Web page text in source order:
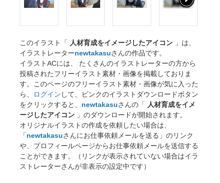
このイラスト「 人材育成をイメージしたアイコン 」は、
イラストレーターnewtakasuさんの作品です。
イラストACには、 たくさんのイラストレーターの方から
投稿されたフリーイラスト素材・画像を掲載しておりま
す。このページのフリーイラスト素材・画像が気に入った
ら、
ログイン して、ピンクのイラストダウンロードボタン
をクリックすると、 newtakasuさんの「 人材育成をイメ
ージしたアイコン 」のダウンロードが開始されます。
オリジナルイラストの作成を依頼したい場合は、
「newtakasuさんにお仕事依頼メールを送る」のリンク
や、プロフィールページからお仕事依頼メールを送信する
ことができます。（リンクが表示されていない場合はイラ
ストレーターさんが非表示の設定中です）